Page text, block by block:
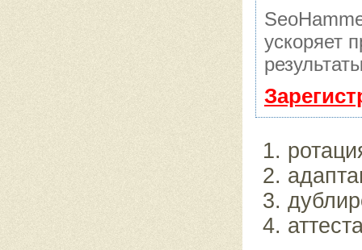
ускоряет